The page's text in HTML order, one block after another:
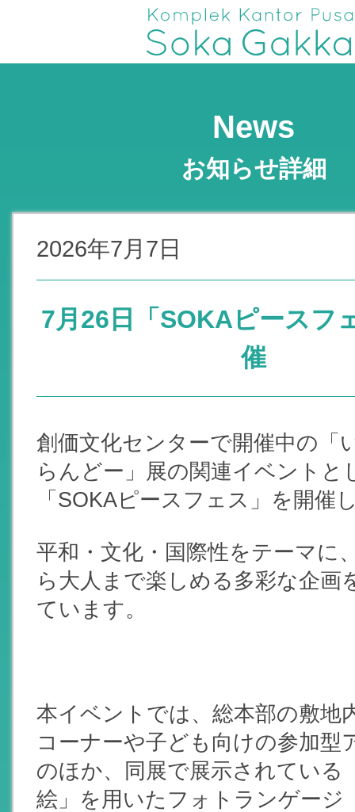
News
お知らせ詳細
2026年7月7日
7月26日「SOKAピースフ
催
創価文化センターで開催中の「
らんどー」展の関連イベントと
「SOKAピースフェス」を開催
平和・文化・国際性をテーマに
ら大人まで楽しめる多彩な企画
ています。
本イベントでは、総本部の敷地
コーナーや子ども向けの参加型
のほか、同展で展示されている
絵」を用いたフォトランゲージ